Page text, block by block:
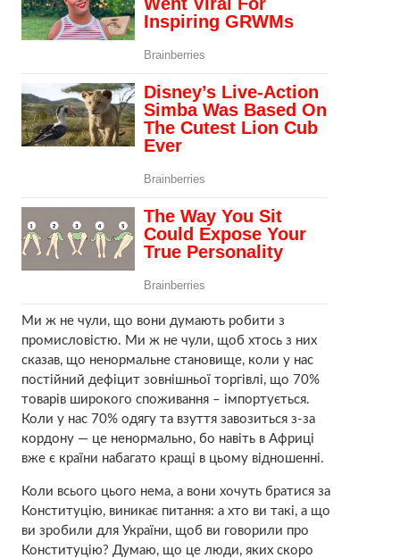
Ми ж не чули, що вони думають робити з
промисловістю. Ми ж не чули, щоб хтось з них
сказав, що ненормальне становище, коли у нас
постійний дефіцит зовнішньої торгівлі, що 70%
товарів широкого споживання – імпортується.
Коли у нас 70% одягу та взуття завозиться з-за
кордону — це ненормально, бо навіть в Африці
вже є країни набагато кращі в цьому відношенні.
Коли всього цього нема, а вони хочуть братися за
Конституцію, виникає питання: а хто ви такі, а що
ви зробили для України, щоб ви говорили про
Конституцію? Думаю, що це люди, яких скоро